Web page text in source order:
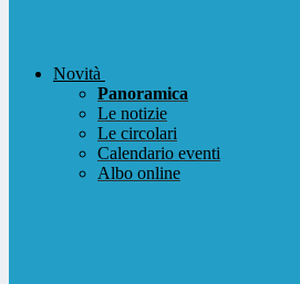
Novità
Panoramica
Le notizie
Le circolari
Calendario eventi
Albo online